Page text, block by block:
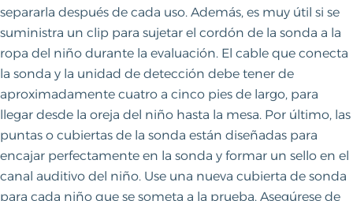
separarla después de cada uso. Además, es muy útil si se
suministra un clip para sujetar el cordón de la sonda a la
ropa del niño durante la evaluación. El cable que conecta
la sonda y la unidad de detección debe tener de
aproximadamente cuatro a cinco pies de largo, para
llegar desde la oreja del niño hasta la mesa. Por último, las
puntas o cubiertas de la sonda están diseñadas para
encajar perfectamente en la sonda y formar un sello en el
canal auditivo del niño. Use una nueva cubierta de sonda
para cada niño que se someta a la prueba. Asegúrese de